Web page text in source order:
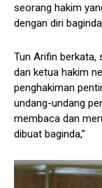
seorang hakim
dengan diri
Tun Arifin berkata,
dan ketua hakim
penghakiman
undang-undang
membaca dan
dibuat baginda,”